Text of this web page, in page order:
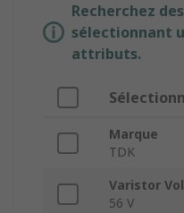
Recherchez
sélectionnant
attributs.
Marque
TDK
Varistor
56 V